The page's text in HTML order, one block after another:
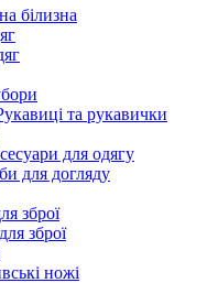
білизна
та рукавички
для одягу
для догляду
зброї
зброї
ножі